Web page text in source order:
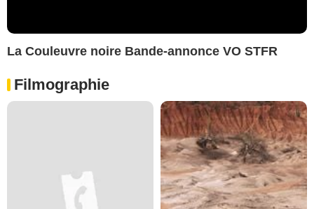
La Couleuvre noire Bande-annonce VO STFR
Filmographie